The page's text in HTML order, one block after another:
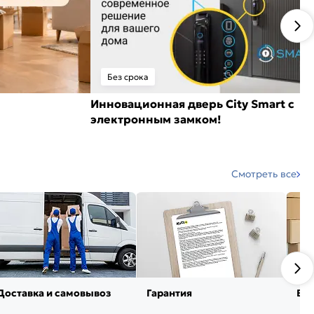
Без срока
Инновационная дверь City Smart с
электронным замком!
Смотреть все
и самовывоз Гарантия